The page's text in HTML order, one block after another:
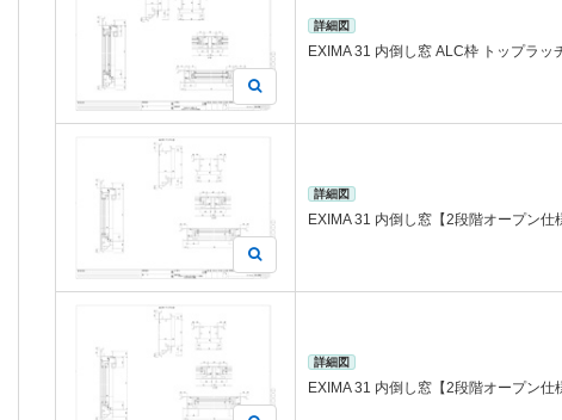
詳細図
EXIMA 31 内倒し窓 ALC枠 トップラッ
詳細図
EXIMA 31 内倒し窓【2段階オープン
詳細図
EXIMA 31 内倒し窓【2段階オープン